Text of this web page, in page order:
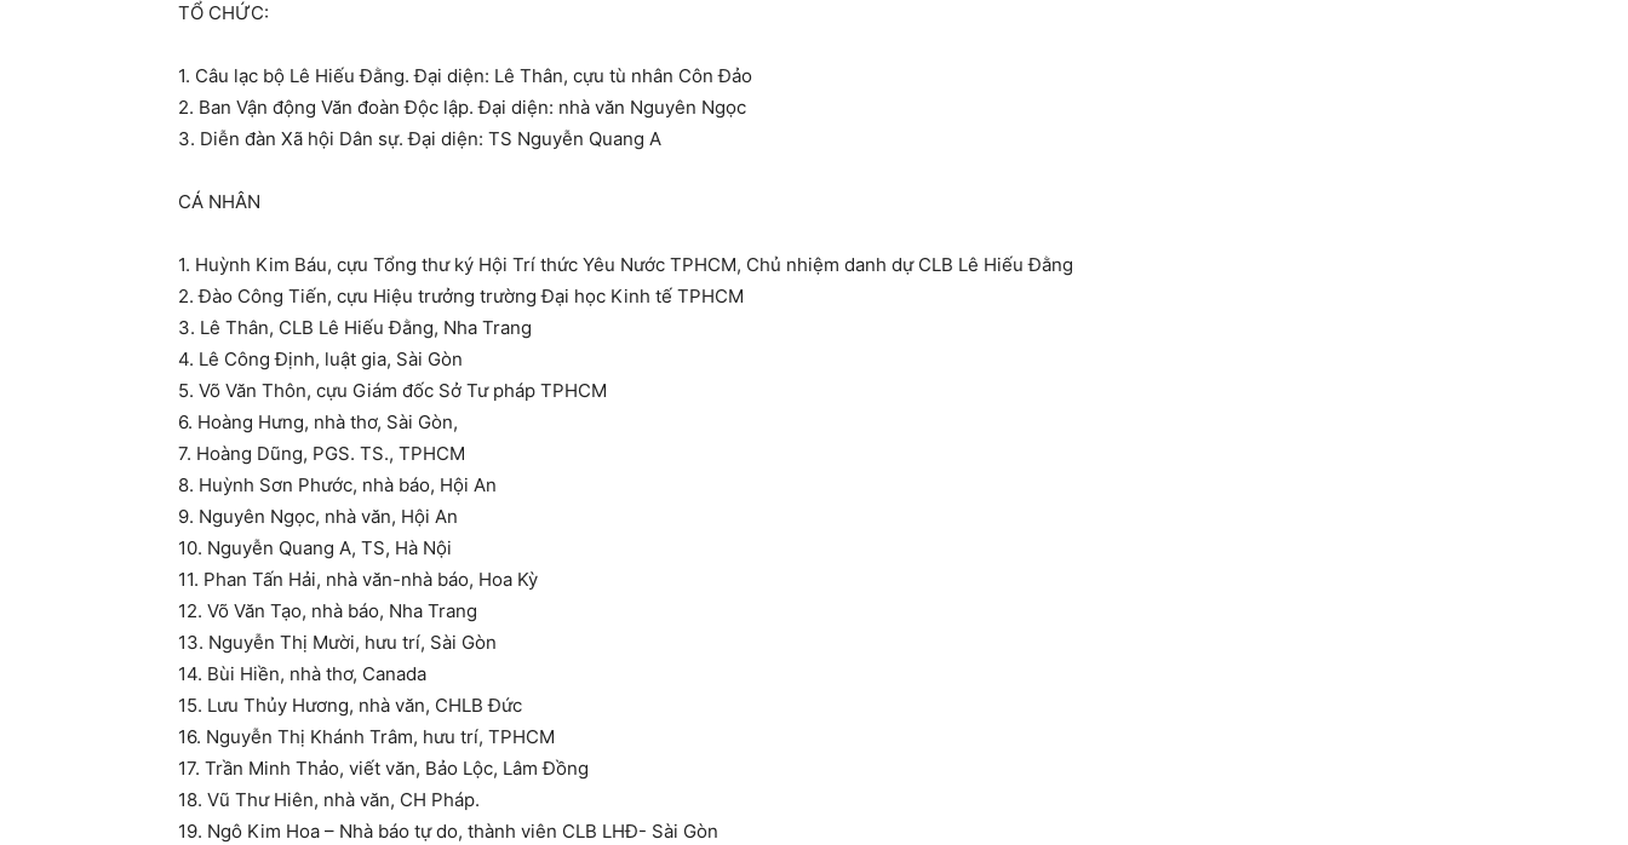
TỔ CHỨC:
1. Câu lạc bộ Lê Hiếu Đằng. Đại diện: Lê Thân, cựu tù nhân Côn Đảo
2. Ban Vận động Văn đoàn Độc lập. Đại diện: nhà văn Nguyên Ngọc
3. Diễn đàn Xã hội Dân sự. Đại diện: TS Nguyễn Quang A
CÁ NHÂN
1. Huỳnh Kim Báu, cựu Tổng thư ký Hội Trí thức Yêu Nước TPHCM, Chủ nhiệm danh dự CLB Lê Hiếu Đằng
2. Đào Công Tiến, cựu Hiệu trưởng trường Đại học Kinh tế TPHCM
3. Lê Thân, CLB Lê Hiếu Đằng, Nha Trang
4. Lê Công Định, luật gia, Sài Gòn
5. Võ Văn Thôn, cựu Giám đốc Sở Tư pháp TPHCM
6. Hoàng Hưng, nhà thơ, Sài Gòn,
7. Hoàng Dũng, PGS. TS., TPHCM
8. Huỳnh Sơn Phước, nhà báo, Hội An
9. Nguyên Ngọc, nhà văn, Hội An
10. Nguyễn Quang A, TS, Hà Nội
11. Phan Tấn Hải, nhà văn-nhà báo, Hoa Kỳ
12. Võ Văn Tạo, nhà báo, Nha Trang
13. Nguyễn Thị Mười, hưu trí, Sài Gòn
14. Bùi Hiền, nhà thơ, Canada
15. Lưu Thủy Hương, nhà văn, CHLB Đức
16. Nguyễn Thị Khánh Trâm, hưu trí, TPHCM
17. Trần Minh Thảo, viết văn, Bảo Lộc, Lâm Đồng
18. Vũ Thư Hiên, nhà văn, CH Pháp.
19. Ngô Kim Hoa – Nhà báo tự do, thành viên CLB LHĐ- Sài Gòn